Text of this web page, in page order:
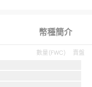
幣種簡介
賣盤
數量(FWC)